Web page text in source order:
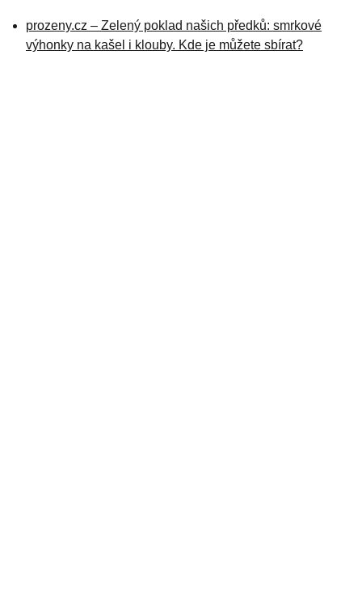
prozeny.cz – Zelený poklad našich předků: smrkové
výhonky na kašel i klouby. Kde je můžete sbírat?